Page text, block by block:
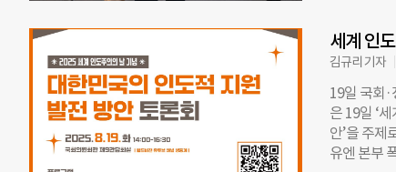
한 교훈을
존엄을 지
구에서 해
은 아랍에
다리며 가
많은 환자
송 목적지
환이나 연
림 국경없
세계 인
김규리 기자
19일 국회
은 19일 ‘
안’을 주제
유엔 본부